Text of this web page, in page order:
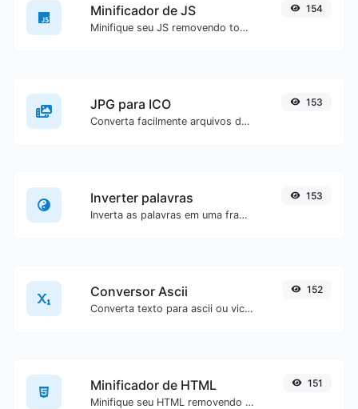
Minificador de JS
Minifique seu JS removendo todos os caracteres desnecessários.
154
JPG para ICO
Converta facilmente arquivos de imagem JPG para ICO.
153
Inverter palavras
Inverta as palavras em uma frase ou parágrafo com facilidade.
153
Conversor Ascii
Converta texto para ascii ou vice-versa para qualquer entrada de texto.
152
Minificador de HTML
Minifique seu HTML removendo todos os caracteres desnecessários.
151